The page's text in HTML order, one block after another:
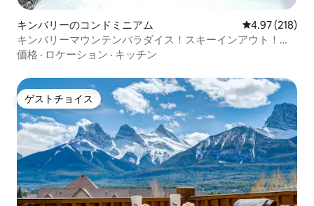
キンバリーのコンドミニアム レビュー218
4.97 (218)
キンバリーマウンテンパラダイス！スキーインアウト！ハ
イキングバイク
価格 · ロケーション · キッチン
ゲストチョイス
ゲストチョイス